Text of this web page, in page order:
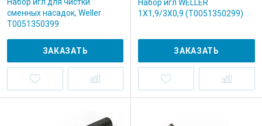
Набор игл для чистки
сменных насадок, Weller
T0051350399
ЗАКАЗАТЬ
Набор игл WELLER
1X1,9/3X0,9 (T0051350299)
ЗАКАЗАТЬ